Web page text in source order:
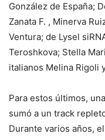
González de España;
Zanata F. , Minerva
Ventura; de Lysel
Teroshkova; Stella
italianos Melina Rigoli
Para estos últimos,
sumó a un track
Durante varios años,